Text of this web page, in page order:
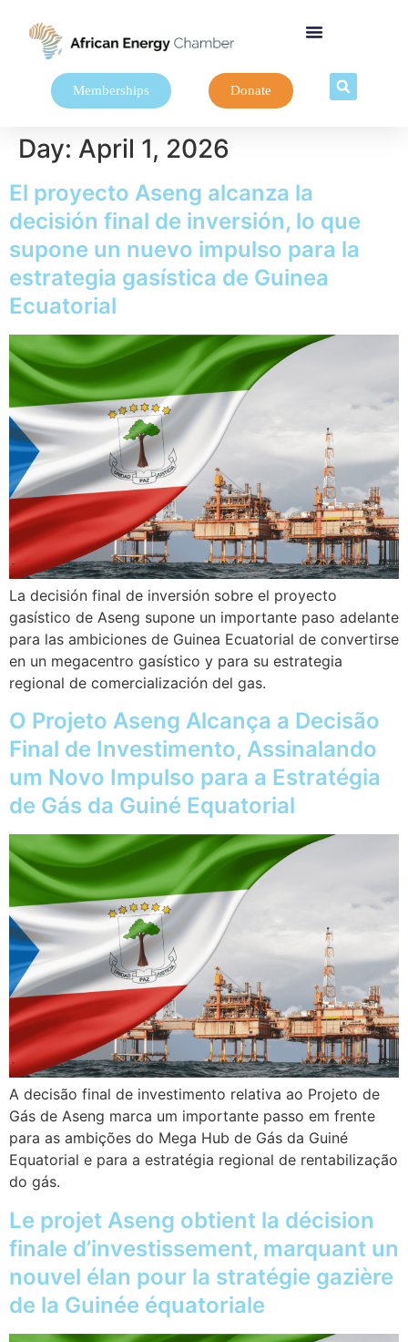
Memberships Donate
Day: April 1, 2026
El proyecto Aseng alcanza la
decisión final de inversión, lo que
supone un nuevo impulso para la
estrategia gasística de Guinea
Ecuatorial
La decisión final de inversión sobre el proyecto
gasístico de Aseng supone un importante paso adelante
para las ambiciones de Guinea Ecuatorial de convertirse
en un megacentro gasístico y para su estrategia
regional de comercialización del gas.
O Projeto Aseng Alcança a Decisão
Final de Investimento, Assinalando
um Novo Impulso para a Estratégia
de Gás da Guiné Equatorial
A decisão final de investimento relativa ao Projeto de
Gás de Aseng marca um importante passo em frente
para as ambições do Mega Hub de Gás da Guiné
Equatorial e para a estratégia regional de rentabilização
do gás.
Le projet Aseng obtient la décision
finale d’investissement, marquant un
nouvel élan pour la stratégie gazière
de la Guinée équatoriale